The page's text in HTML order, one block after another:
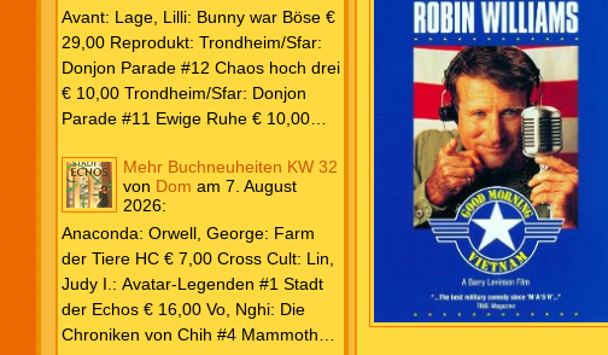
Rafa: Absolute Superman #5 € 9,99
Marvel: Marvel Origins Collection
HC #74 Daredevil 7 € 14,99 Ewing,
Al / Gomez, Carlos: Venom (2025)
#3 € 20,00 Andrews, Kaare /
Guggenheim, Marc: Spider-Man &
Wolverine #3 € 9,99 North, Ryan /
Carratu, Vincenzo: Hulk macht alles
kaputt! € 16,00 Ewing, Al / Walker,
Kevin / Various: Marvel – Schwarz
Weiß & Blut #8 … und Gedärme €
26,00 Buscema, Sal / Dematteis, J.
M.: Spektakuläre Spider-Man – Die
Avant: Lage, Lilli: Bunny war Böse €
29,00 Reprodukt: Trondheim/Sfar:
Donjon Parade #12 Chaos hoch drei
€ 10,00 Trondheim/Sfar: Donjon
Parade #11 Ewige Ruhe € 10,00
Neuedition € 35,00 Zauberstern
Comics: Ben’s Bande #4 Aug 2026
Mehr Buchneuheiten KW 32
von Dom am 7. August
2026:
Anaconda: Orwell, George: Farm
der Tiere HC € 7,00 Cross Cult: Lin,
Judy I.: Avatar-Legenden #1 Stadt
der Echos € 16,00 Vo, Nghi: Die
Chroniken von Chih #4 Mammoths